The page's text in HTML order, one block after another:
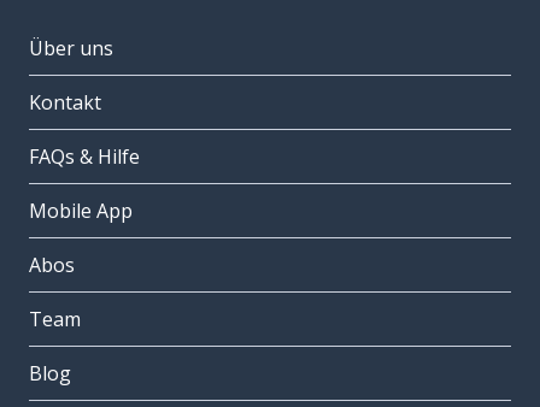
Über uns
Kontakt
FAQs & Hilfe
Mobile App
Abos
Team
Blog